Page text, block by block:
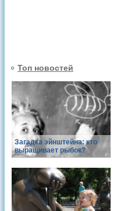
Топ новостей
Загадка эйнштейна: кто
выращивает рыбок?